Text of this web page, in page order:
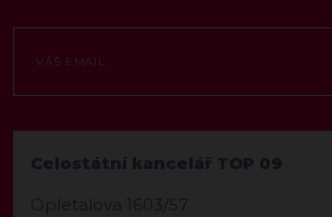
Celostátní kancelář TOP 09
Opletalova 1603/57